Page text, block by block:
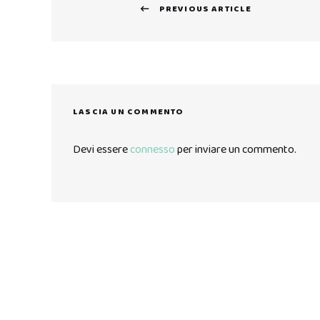
PREVIOUS ARTICLE
LASCIA UN COMMENTO
Devi essereconnessoper inviare un commento.